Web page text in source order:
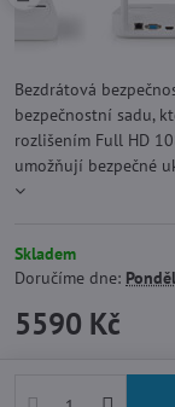
Bezdrátová
bezpečnostní sadu,
rozlišením Full HD
umožňují bezpečné
Skladem
Doručíme dne:
5590 Kč